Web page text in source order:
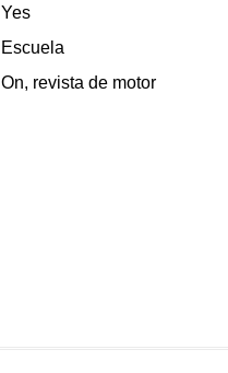
Yes
Escuela
On, revista de motor